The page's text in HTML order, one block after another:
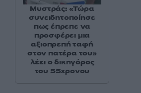
Μυστράς: «Τώρα
συνειδητοποίησε
πως έπρεπε να
προσφέρει μια
αξιοπρεπή ταφή
στον πατέρα του»
λέει ο δικηγόρος
του 55χρονου